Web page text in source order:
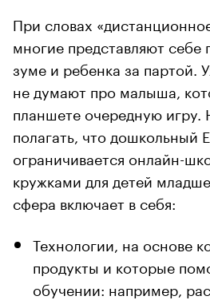
При словах
многие представляют себе
зуме и ребенка за партой.
не думают про малыша,
планшете очередную игру.
полагать, что дошкольный
ограничивается онлайн-
кружками для детей
сфера включает в себя:
Технологии, на основе
продукты и которые
обучении: например,